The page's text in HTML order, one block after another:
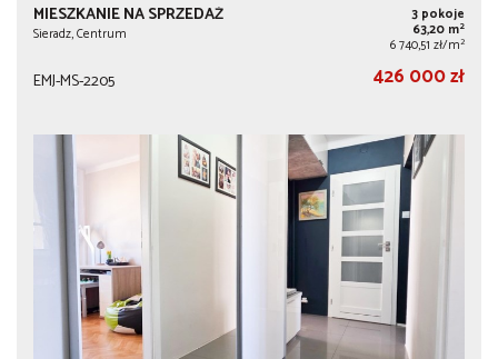
MIESZKANIE NA SPRZEDAŻ
Sieradz, Centrum
3 pokoje
63,20 m2
6 740,51 zł/m2
EMJ-MS-2205 426 000 zł